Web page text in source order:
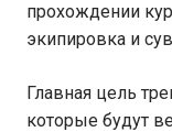
прохождении
экипировка и
Главная цель
которые будут